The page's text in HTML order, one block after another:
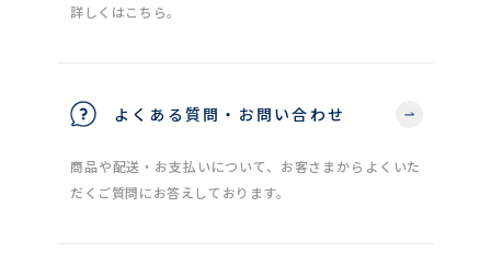
詳しくはこちら。
よくある質問・お問い合わせ
商品や配送・お支払いについて、お客さまからよくいた
だくご質問にお答えしております。